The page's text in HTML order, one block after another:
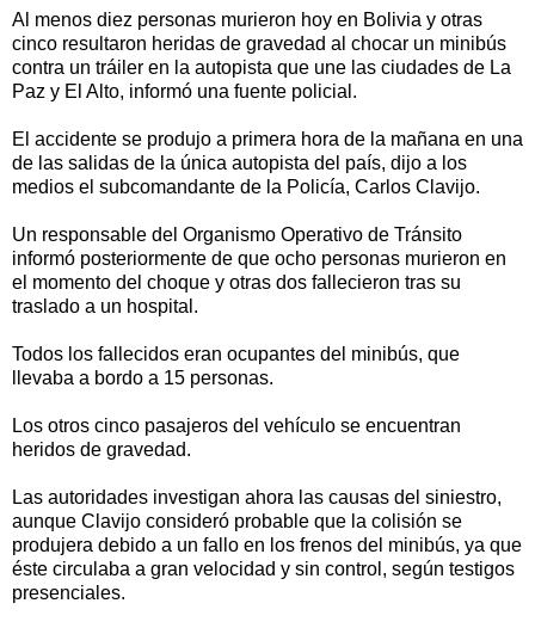
Al menos diez personas murieron hoy en Bolivia y otras
cinco resultaron heridas de gravedad al chocar un minibús
contra un tráiler en la autopista que une las ciudades de La
Paz y El Alto, informó una fuente policial.
El accidente se produjo a primera hora de la mañana en una
de las salidas de la única autopista del país, dijo a los
medios el subcomandante de la Policía, Carlos Clavijo.
Un responsable del Organismo Operativo de Tránsito
informó posteriormente de que ocho personas murieron en
el momento del choque y otras dos fallecieron tras su
traslado a un hospital.
Todos los fallecidos eran ocupantes del minibús, que
llevaba a bordo a 15 personas.
Los otros cinco pasajeros del vehículo se encuentran
heridos de gravedad.
Las autoridades investigan ahora las causas del siniestro,
aunque Clavijo consideró probable que la colisión se
produjera debido a un fallo en los frenos del minibús, ya que
éste circulaba a gran velocidad y sin control, según testigos
presenciales.